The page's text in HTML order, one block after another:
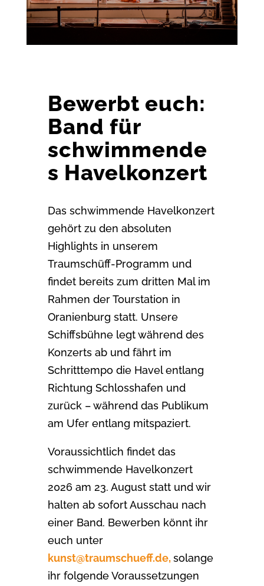
Bewerbt euch:
Band für
schwimmende
s Havelkonzert
Das schwimmende Havelkonzert
gehört zu den absoluten
Highlights in unserem
Traumschüff-Programm und
findet bereits zum dritten Mal im
Rahmen der Tourstation in
Oranienburg statt. Unsere
Schiffsbühne legt während des
Konzerts ab und fährt im
Schritttempo die Havel entlang
Richtung Schlosshafen und
zurück – während das Publikum
am Ufer entlang mitspaziert.
Voraussichtlich findet das
schwimmende Havelkonzert
2026 am 23. August statt und wir
halten ab sofort Ausschau nach
einer Band. Bewerben könnt ihr
euch unter
kunst@traumschueff.de,solange
ihr folgende Voraussetzungen